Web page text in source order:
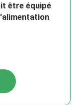
être équipé